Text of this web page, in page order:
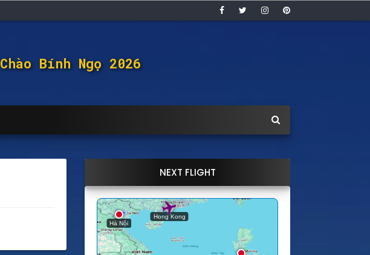
Chào Bính Ngọ 2026
NEXT FLIGHT